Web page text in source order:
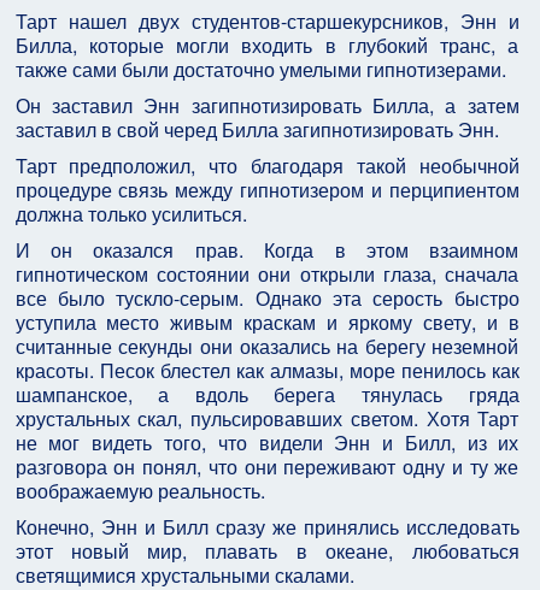
Тарт нашел двух студентов-старшекурсников, Энн и
Билла, которые могли входить в глубокий транс, а
также сами были достаточно умелыми гипнотизерами.
Он заставил Энн загипнотизировать Билла, а затем
заставил в свой черед Билла загипнотизировать Энн.
Тарт предположил, что благодаря такой необычной
процедуре связь между гипнотизером и перципиентом
должна только усилиться.
И он оказался прав. Когда в этом взаимном
гипнотическом состоянии они открыли глаза, сначала
все было тускло-серым. Однако эта серость быстро
уступила место живым краскам и яркому свету, и в
считанные секунды они оказались на берегу неземной
красоты. Песок блестел как алмазы, море пенилось как
шампанское, а вдоль берега тянулась гряда
хрустальных скал, пульсировавших светом. Хотя Тарт
не мог видеть того, что видели Энн и Билл, из их
разговора он понял, что они переживают одну и ту же
воображаемую реальность.
Конечно, Энн и Билл сразу же принялись исследовать
этот новый мир, плавать в океане, любоваться
светящимися хрустальными скалами.